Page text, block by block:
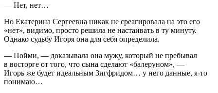
— Нет, нет…
Но Екатерина Сергеевна никак не среагировала на это его
«нет», видимо, просто решила не настаивать в ту минуту.
Однако судьбу Игоря она для себя определила.
— Пойми, — доказывала она мужу, который не пребывал
в восторге от того, что сына сделают «балеруном», —
Игорь же будет идеальным Зигфридом… у него данные, я-то
понимаю…